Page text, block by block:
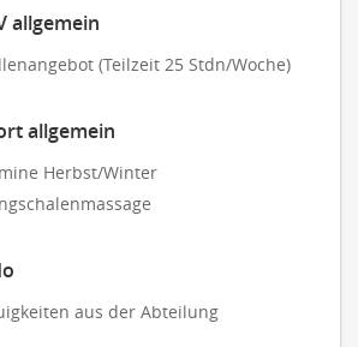
allgemein
(Teilzeit 25 Stdn/Woche)
allgemein
Herbst/Winter
aus der Abteilung